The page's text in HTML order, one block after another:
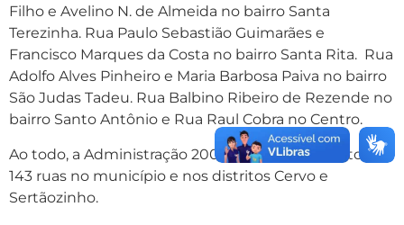
Filho e Avelino N. de Almeida no bairro Santa
Terezinha. Rua Paulo Sebastião Guimarães e
Francisco Marques da Costa no bairro Santa Rita. Rua
Adolfo Alves Pinheiro e Maria Barbosa Paiva no bairro
São Judas Tadeu. Rua Balbino Ribeiro de Rezende no
bairro Santo Antônio e Rua Raul Cobra no Centro.
Ao todo, a Administração 2009/2012 já pavimentou
143 ruas no município e nos distritos Cervo e
Sertãozinho.